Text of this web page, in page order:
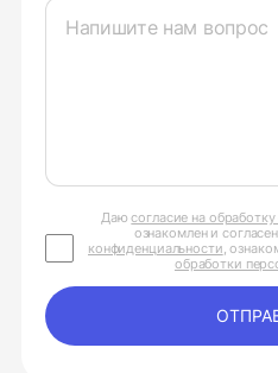
Даюсогласие на
ознакомлен и
конфиденциальности,
обработки